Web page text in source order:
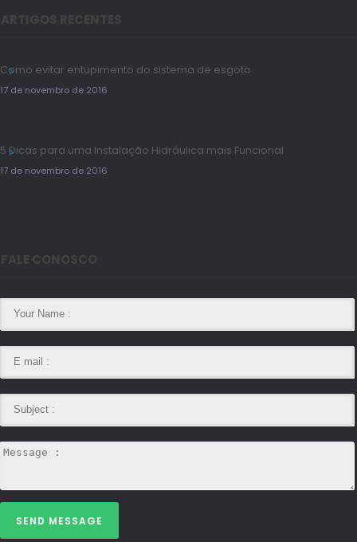
Como evitar entupimento do sistema de esgoto
17 de novembro de 2016
5 Dicas para uma Instalação Hidráulica mais Funcional
17 de novembro de 2016
SEND MESSAGE